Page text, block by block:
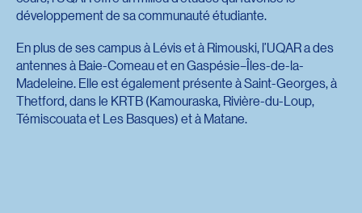
développement de sa communauté étudiante.
En plus de ses campus à Lévis et à Rimouski, l’UQAR a des
antennes à Baie-Comeau et en Gaspésie–Îles-de-la-
Madeleine. Elle est également présente à Saint-Georges, à
Thetford, dans le KRTB (Kamouraska, Rivière-du-Loup,
Témiscouata et Les Basques) et à Matane.